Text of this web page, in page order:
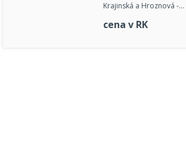
Krajinská a Hroznová -…
cena v RK